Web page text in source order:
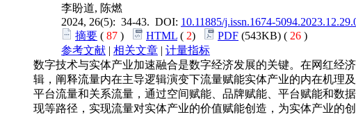
李盼道, 陈燃
2024, 26(5): 34-43. DOI: 10.11885/j.issn.1674-
摘要 ( 87 ) HTML ( 2) PDF (543KB) ( 26 )
参考文献 | 相关文章 | 计量指标
数字技术与实体产业加速融合是数字经济发展的关键。在网红经
辑，阐释流量内在主导逻辑演变下流量赋能实体产业的内在机理
平台流量和关系流量，通过空间赋能、品牌赋能、平台赋能和数
现等路径，实现流量对实体产业的价值赋能创造，为实体产业的